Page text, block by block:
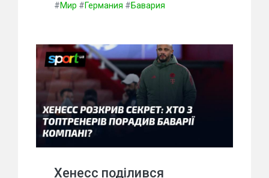
#Мир #Германия #Бавария
Хенесс поділився